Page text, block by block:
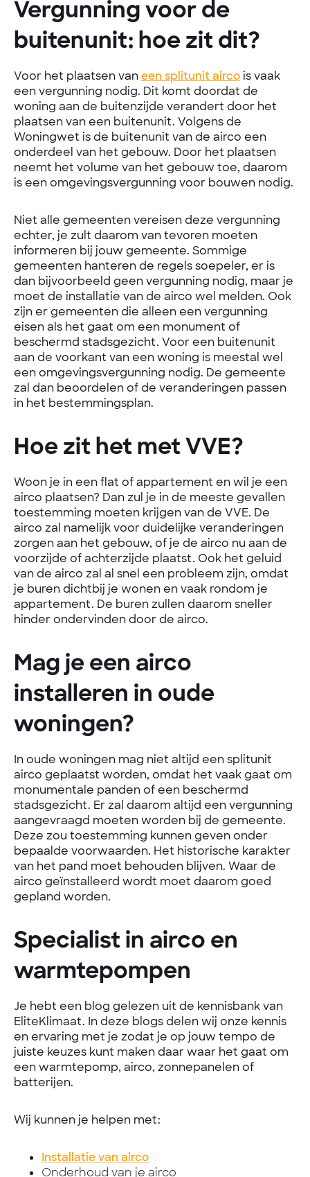
Vergunning voor de
buitenunit: hoe zit dit?
Voor het plaatsen vaneen splitunit airco is vaak
een vergunning nodig. Dit komt doordat de
woning aan de buitenzijde verandert door het
plaatsen van een buitenunit. Volgens de
Woningwet is de buitenunit van de airco een
onderdeel van het gebouw. Door het plaatsen
neemt het volume van het gebouw toe, daarom
is een omgevingsvergunning voor bouwen nodig.
Niet alle gemeenten vereisen deze vergunning
echter, je zult daarom van tevoren moeten
informeren bij jouw gemeente. Sommige
gemeenten hanteren de regels soepeler, er is
dan bijvoorbeeld geen vergunning nodig, maar je
moet de installatie van de airco wel melden. Ook
zijn er gemeenten die alleen een vergunning
eisen als het gaat om een monument of
beschermd stadsgezicht. Voor een buitenunit
aan de voorkant van een woning is meestal wel
een omgevingsvergunning nodig. De gemeente
zal dan beoordelen of de veranderingen passen
in het bestemmingsplan.
Hoe zit het met VVE?
Woon je in een flat of appartement en wil je een
airco plaatsen? Dan zul je in de meeste gevallen
toestemming moeten krijgen van de VVE. De
airco zal namelijk voor duidelijke veranderingen
zorgen aan het gebouw, of je de airco nu aan de
voorzijde of achterzijde plaatst. Ook het geluid
van de airco zal al snel een probleem zijn, omdat
je buren dichtbij je wonen en vaak rondom je
appartement. De buren zullen daarom sneller
hinder ondervinden door de airco.
Mag je een airco
installeren in oude
woningen?
In oude woningen mag niet altijd een splitunit
airco geplaatst worden, omdat het vaak gaat om
monumentale panden of een beschermd
stadsgezicht. Er zal daarom altijd een vergunning
aangevraagd moeten worden bij de gemeente.
Deze zou toestemming kunnen geven onder
bepaalde voorwaarden. Het historische karakter
van het pand moet behouden blijven. Waar de
airco geïnstalleerd wordt moet daarom goed
gepland worden.
Specialist in airco en
warmtepompen
Je hebt een blog gelezen uit de kennisbank van
EliteKlimaat. In deze blogs delen wij onze kennis
en ervaring met je zodat je op jouw tempo de
juiste keuzes kunt maken daar waar het gaat om
een warmtepomp, airco, zonnepanelen of
batterijen.
Wij kunnen je helpen met:
Installatie van airco
Onderhoud van je airco